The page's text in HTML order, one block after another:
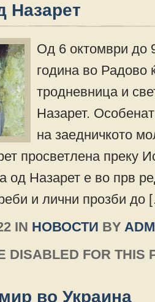
Назарет
Од 6 октомври до
година во Радово
тродневница и
Назарет.
на заедничкото
просветлена преку
од Назарет е во прв
и лични прозби до
IN НОВОСТИ BY
DISABLED FOR THIS
во Украина